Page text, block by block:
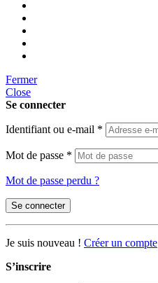
Fermer
Close
Se connecter
Identifiant ou e-mail *
Mot de passe *
Mot de passe perdu ?
Se connecter
Je suis nouveau ! Créer un compte
S’inscrire